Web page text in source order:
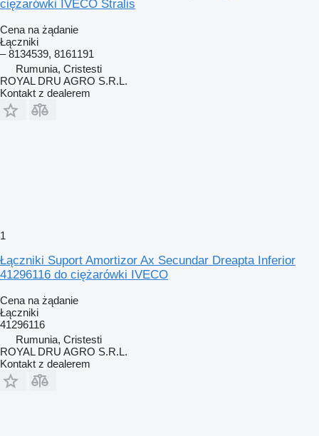
ciężarówki IVECO Stralis
Cena na żądanie
Łączniki
– 8134539, 8161191
Rumunia, Cristesti
ROYAL DRU AGRO S.R.L.
Kontakt z dealerem
1
Łączniki Suport Amortizor Ax Secundar Dreapta Inferior
41296116 do ciężarówki IVECO
Cena na żądanie
Łączniki
41296116
Rumunia, Cristesti
ROYAL DRU AGRO S.R.L.
Kontakt z dealerem